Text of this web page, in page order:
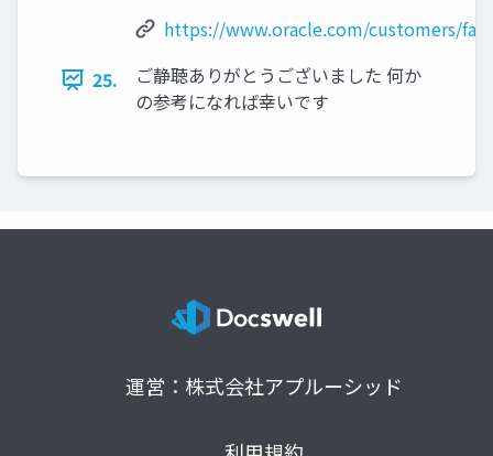
https://www.oracle.com/customers/fan
25.
ご静聴ありがとうございました 何か
の参考になれば幸いです
運営：株式会社アプルーシッド